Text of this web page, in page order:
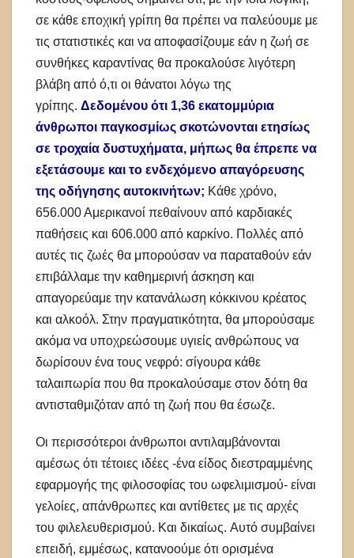
σε κάθε εποχική γρίπη θα πρέπει να παλεύουμε με
τις στατιστικές και να αποφασίζουμε εάν η ζωή σε
συνθήκες καραντίνας θα προκαλούσε λιγότερη
βλάβη από ό,τι οι θάνατοι λόγω της
γρίπης. Δεδομένου ότι 1,36 εκατομμύρια
άνθρωποι παγκοσμίως σκοτώνονται ετησίως
σε τροχαία δυστυχήματα, μήπως θα έπρεπε να
εξετάσουμε και το ενδεχόμενο απαγόρευσης
της οδήγησης αυτοκινήτων; Κάθε χρόνο,
656.000 Αμερικανοί πεθαίνουν από καρδιακές
παθήσεις και 606.000 από καρκίνο. Πολλές από
αυτές τις ζωές θα μπορούσαν να παραταθούν εάν
επιβάλλαμε την καθημερινή άσκηση και
απαγορεύαμε την κατανάλωση κόκκινου κρέατος
και αλκοόλ. Στην πραγματικότητα, θα μπορούσαμε
ακόμα να υποχρεώσουμε υγιείς ανθρώπους να
δωρίσουν ένα τους νεφρό: σίγουρα κάθε
ταλαιπωρία που θα προκαλούσαμε στον δότη θα
αντισταθμιζόταν από τη ζωή που θα έσωζε.
Οι περισσότεροι άνθρωποι αντιλαμβάνονται
αμέσως ότι τέτοιες ιδέες -ένα είδος διεστραμμένης
εφαρμογής της φιλοσοφίας του ωφελιμισμού- είναι
γελοίες, απάνθρωπες και αντίθετες με τις αρχές
του φιλελευθερισμού. Και δικαίως. Αυτό συμβαίνει
επειδή, εμμέσως, κατανοούμε ότι ορισμένα